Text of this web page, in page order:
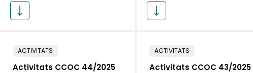
ACTIVITATS
Activitats CCOC 44/2025
ACTIVITATS
Activitats CCOC 43/2025